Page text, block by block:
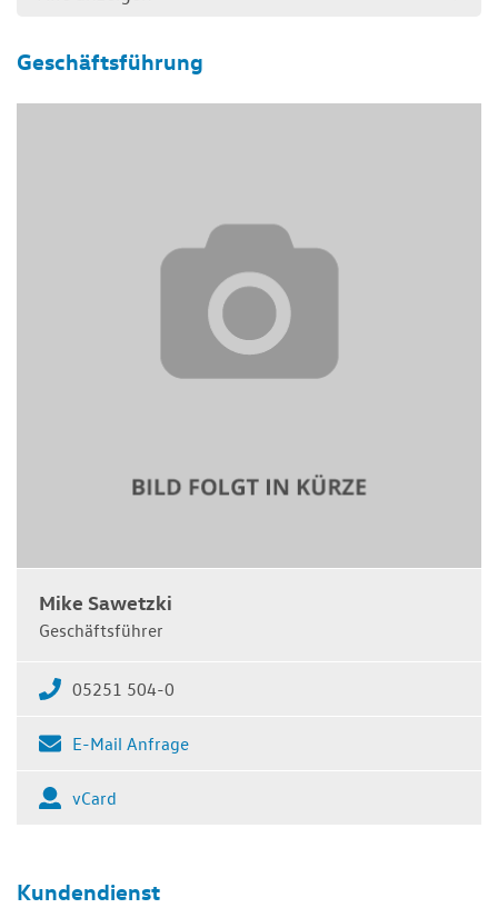
Geschäftsführung
Mike Sawetzki
Geschäftsführer
05251 504-0
E-Mail Anfrage
vCard
Kundendienst